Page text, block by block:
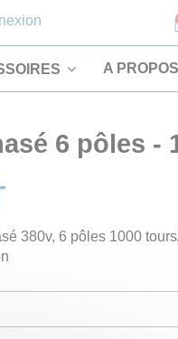
A PROPOS
6 pôles -
380v, 6 pôles 1000